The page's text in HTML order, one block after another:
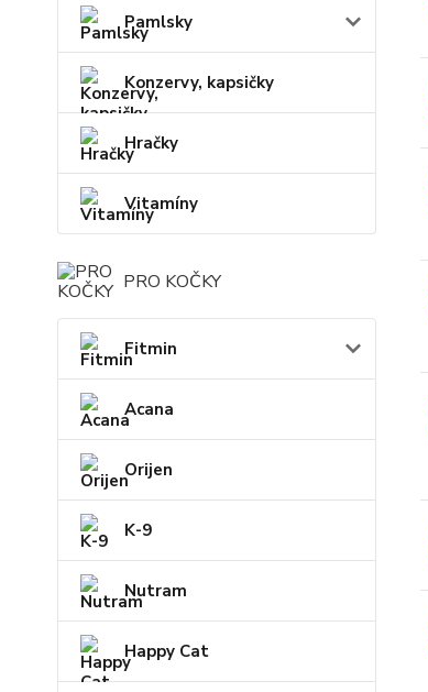
Pamlsky
Konzervy, kapsičky
Hračky
Vitamíny
PRO KOČKY
Fitmin
Acana
Orijen
K-9
Nutram
Happy Cat